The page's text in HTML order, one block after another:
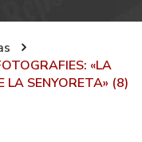
«LA
LA SENYORETA» (8)